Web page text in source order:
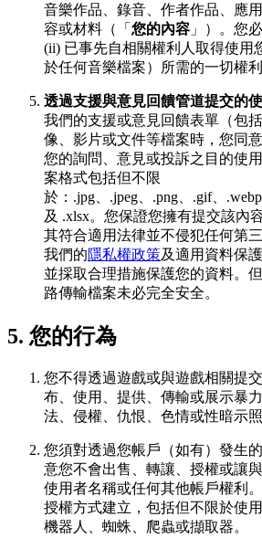
音樂作品、錄音、作者作品、應
容或材料（「 您的內容 」）。您
(ii) 已事先自相關權利人取得使用
於任何音樂檔案）所需的一切權利
透過支援與意見回饋管道提交的使
我們的支援或意見回饋表單（包
像、影片或文件等檔案時，您同
您的詢問、意見或投訴之目的使
案格式包括但不限
於：.jpg、.jpeg、.png、.gif、
及 .xlsx。您保證您擁有提交該內
其符合適用法律並不侵犯任何第
我們的隱私權政策及適用資料保
並採取合理措施保護您的資料。
路傳輸檔案未必完全安全。
5. 您的行為
您不得透過遊戲或與遊戲相關提
布、使用、提供、傳輸或展示暴
法、侵權、仇恨、色情或性暗示
您須對透過您帳戶（如有）發生
意您不會出售、轉讓、授權或讓
使用者名稱或任何其他帳戶權利
授權方式建立，包括但不限於使
機器人、蜘蛛、爬蟲或擷取器。